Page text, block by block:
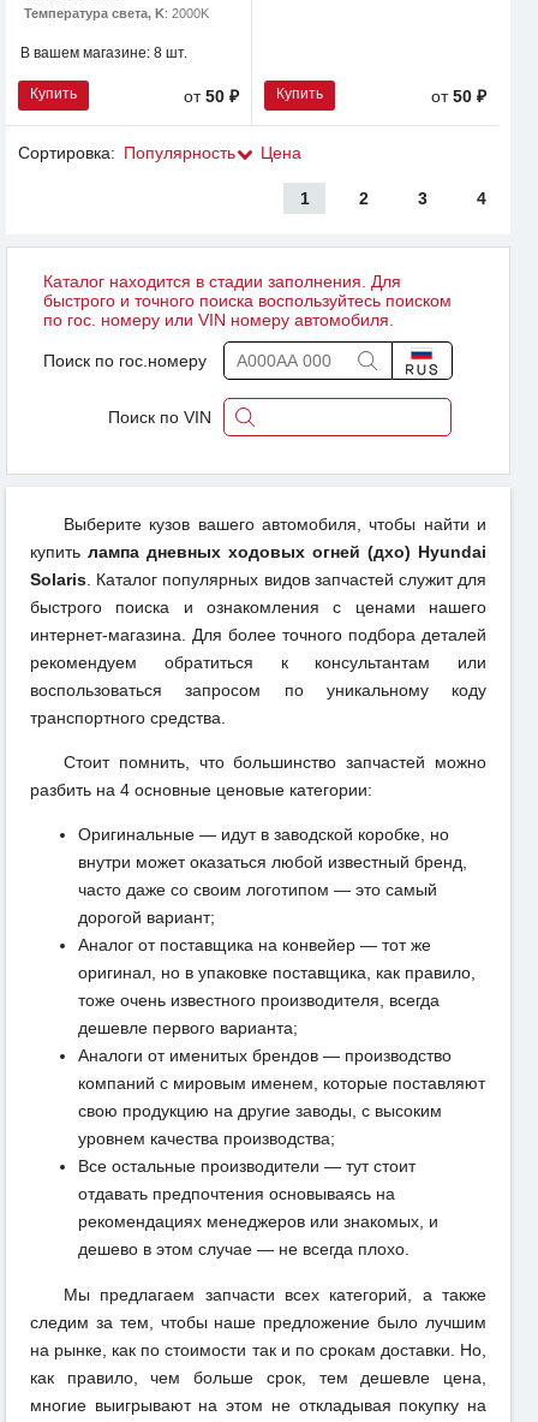
Температура света, K: 2000K
В вашем магазине: 8 шт.
Купить от50 ₽ Купить от50 ₽
Сортировка: Популярность Цена
1 2 3 4
Каталог находится в стадии заполнения. Для
быстрого и точного поиска воспользуйтесь поиском
по гос. номеру или VIN номеру автомобиля.
Поиск по гос.номеру
Поиск по VIN
Выберите кузов вашего автомобиля, чтобы найти и
купить лампа дневных ходовых огней (дхо) Hyundai
Solaris. Каталог популярных видов запчастей служит для
быстрого поиска и ознакомления с ценами нашего
интернет-магазина. Для более точного подбора деталей
рекомендуем обратиться к консультантам или
воспользоваться запросом по уникальному коду
транспортного средства.
Стоит помнить, что большинство запчастей можно
разбить на 4 основные ценовые категории:
Оригинальные — идут в заводской коробке, но
внутри может оказаться любой известный бренд,
часто даже со своим логотипом — это самый
дорогой вариант;
Аналог от поставщика на конвейер — тот же
оригинал, но в упаковке поставщика, как правило,
тоже очень известного производителя, всегда
дешевле первого варианта;
Аналоги от именитых брендов — производство
компаний с мировым именем, которые поставляют
свою продукцию на другие заводы, с высоким
уровнем качества производства;
Все остальные производители — тут стоит
отдавать предпочтения основываясь на
рекомендациях менеджеров или знакомых, и
дешево в этом случае — не всегда плохо.
Мы предлагаем запчасти всех категорий, а также
следим за тем, чтобы наше предложение было лучшим
на рынке, как по стоимости так и по срокам доставки. Но,
как правило, чем больше срок, тем дешевле цена,
многие выигрывают на этом не откладывая покупку на